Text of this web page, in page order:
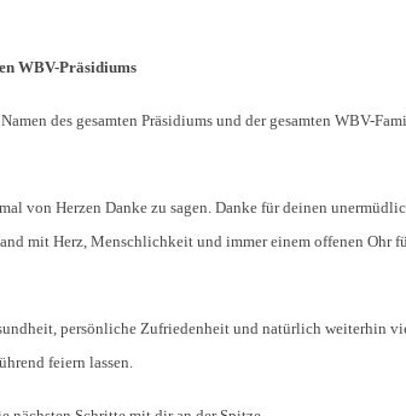
WBV-Präsidiums
des gesamten Präsidiums und der gesamten WBV-
von Herzen Danke zu sagen. Danke für deinen
mit Herz, Menschlichkeit und immer einem offenen Ohr
persönliche Zufriedenheit und natürlich weiterhin
feiern lassen.